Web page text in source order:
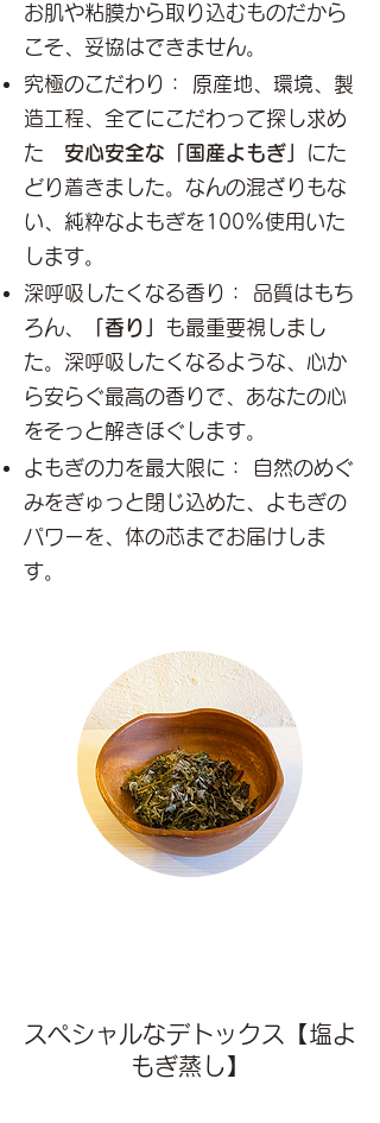
お肌や粘膜から取り込むものだから
こそ、妥協はできません。
究極のこだわり： 原産地、環境、製
造工程、全てにこだわって探し求め
た 安心安全な「国産よもぎ」
にた
どり着きました。なんの混ざりもな
い、純粋なよもぎを100%使用いた
します。
深呼吸したくなる香り： 品質はもち
ろん、
「香り」 も最重要視しまし
た。深呼吸したくなるような、心か
ら安らぐ最高の香りで、あなたの心
をそっと解きほぐします。
よもぎの力を最大限に： 自然のめぐ
みをぎゅっと閉じ込めた、よもぎの
パワーを、体の芯までお届けしま
す。
スペシャルなデトックス【塩よ
もぎ蒸し】